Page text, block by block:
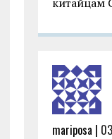
mariposa |